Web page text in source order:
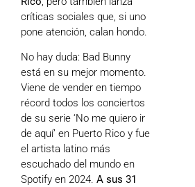
críticas sociales que, si uno
pone atención, calan hondo.
No hay duda: Bad Bunny
está en su mejor momento.
Viene de vender en tiempo
récord todos los conciertos
de su serie ‘No me quiero ir
de aquí’ en Puerto Rico y fue
el artista latino más
escuchado del mundo en
Spotify en 2024. A sus 31